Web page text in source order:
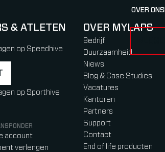
SUBMENU FOR OVER MYLAPS
OVER ONS
& ATLETEN
op Speedhive
op Sporthive
account
verlengen
OVER MYLAPS
Bedrijf
Duurzaamheid
Niews
Blog & Case Studies
Vacatures
Kantoren
Partners
Support
Contact
End of life producten